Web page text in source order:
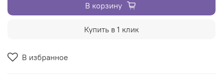
В избранное
В корзину
Купить в 1 клик